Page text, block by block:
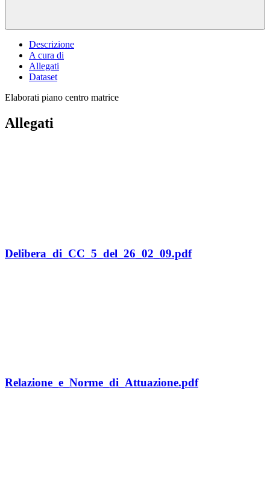
Descrizione
A cura di
Allegati
Dataset
Elaborati piano centro matrice
Allegati
Delibera_di_CC_5_del_26_02_09.pdf
Relazione_e_Norme_di_Attuazione.pdf